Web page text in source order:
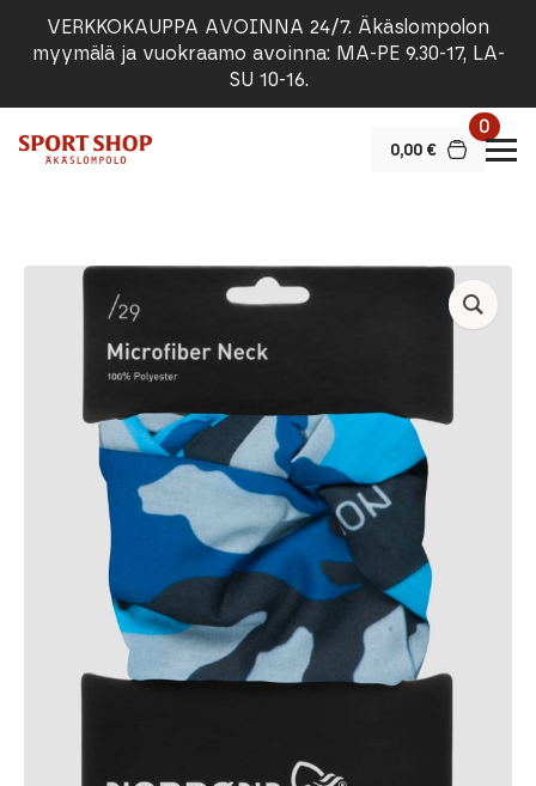
VERKKOKAUPPA AVOINNA 24/7. Äkäslompolon
myymälä ja vuokraamo avoinna: MA-PE 9.30-17, LA-
SU 10-16.
0,00 €
0